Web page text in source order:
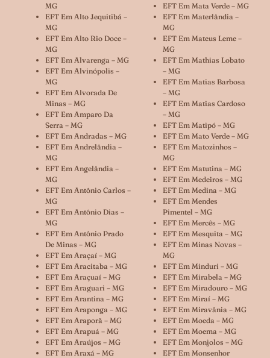
MG
EFT Em Alto Jequitibá –
MG
EFT Em Alto Rio Doce –
MG
EFT Em Alvarenga – MG
EFT Em Alvinópolis –
MG
EFT Em Alvorada De
Minas – MG
EFT Em Amparo Da
Serra – MG
EFT Em Andradas – MG
EFT Em Andrelândia –
MG
EFT Em Angelândia –
MG
EFT Em Antônio Carlos –
MG
EFT Em Antônio Dias –
MG
EFT Em Antônio Prado
De Minas – MG
EFT Em Araçaí – MG
EFT Em Aracitaba – MG
EFT Em Araçuaí – MG
EFT Em Araguari – MG
EFT Em Arantina – MG
EFT Em Araponga – MG
EFT Em Araporã – MG
EFT Em Arapuá – MG
EFT Em Araújos – MG
EFT Em Araxá – MG
EFT Em Mata Verde – MG
EFT Em Materlândia –
MG
EFT Em Mateus Leme –
MG
EFT Em Mathias Lobato
– MG
EFT Em Matias Barbosa
– MG
EFT Em Matias Cardoso
– MG
EFT Em Matipó – MG
EFT Em Mato Verde – MG
EFT Em Matozinhos –
MG
EFT Em Matutina – MG
EFT Em Medeiros – MG
EFT Em Medina – MG
EFT Em Mendes
Pimentel – MG
EFT Em Mercês – MG
EFT Em Mesquita – MG
EFT Em Minas Novas –
MG
EFT Em Minduri – MG
EFT Em Mirabela – MG
EFT Em Miradouro – MG
EFT Em Miraí – MG
EFT Em Miravânia – MG
EFT Em Moeda – MG
EFT Em Moema – MG
EFT Em Monjolos – MG
EFT Em Monsenhor